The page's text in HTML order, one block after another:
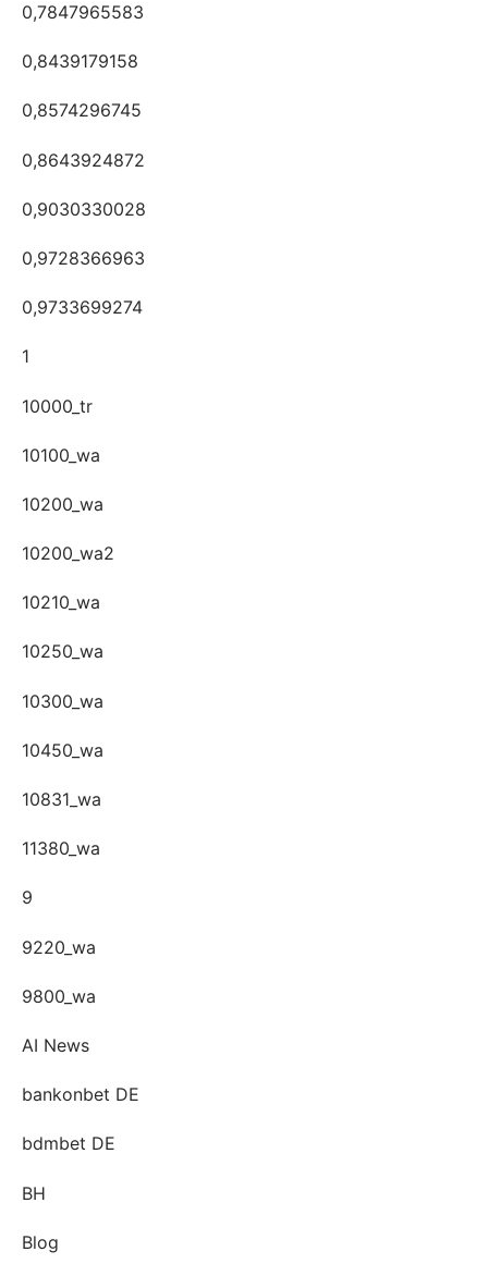
0,7847965583
0,8439179158
0,8574296745
0,8643924872
0,9030330028
0,9728366963
0,9733699274
1
10000_tr
10100_wa
10200_wa
10200_wa2
10210_wa
10250_wa
10300_wa
10450_wa
10831_wa
11380_wa
9
9220_wa
9800_wa
AI News
bankonbet DE
bdmbet DE
BH
Blog